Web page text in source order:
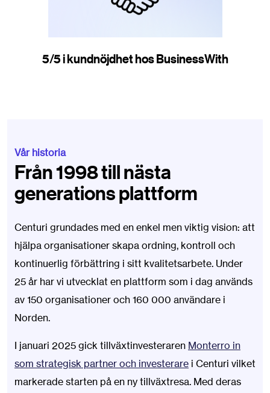
5/5 i kundnöjdhet hos BusinessWith
Vår historia
Från 1998 till nästa
generations plattform
Centuri grundades med en enkel men viktig vision: att
hjälpa organisationer skapa ordning, kontroll och
kontinuerlig förbättring i sitt kvalitetsarbete. Under
25 år har vi utvecklat en plattform som i dag används
av 150 organisationer och 160 000 användare i
Norden.
I januari 2025 gick tillväxtinvesteraren Monterro in
som strategisk partner och investerare i Centuri vilket
markerade starten på en ny tillväxtresa. Med deras